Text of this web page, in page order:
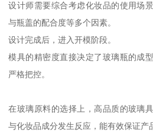
设计师需要综合考虑化妆品的使用场
与瓶盖的配合度等多个因素。
设计完成后，进入开模阶段。
模具的精密度直接决定了玻璃瓶的成
严格把控。
在玻璃原料的选择上，高品质的玻璃
与化妆品成分发生反应，能有效保证产